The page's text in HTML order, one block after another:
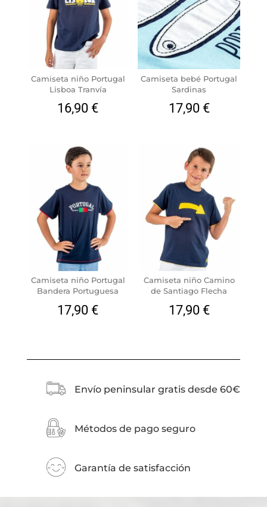
Camiseta niño Portugal
Lisboa Tranvía
16,90 €
Camiseta bebé Portugal
Sardinas
17,90 €
Camiseta niño Portugal
Bandera Portuguesa
17,90 €
Camiseta niño Camino
de Santiago Flecha
17,90 €
Envío peninsular gratis desde 60€
Métodos de pago seguro
Garantía de satisfacción